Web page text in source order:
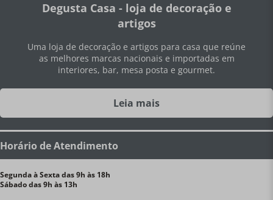
Degusta Casa - loja de decoração e
artigos
Uma loja de decoração e artigos para casa que reúne
as melhores marcas nacionais e importadas em
interiores, bar, mesa posta e gourmet.
Leia mais
Horário de Atendimento
Segunda à Sexta das 9h às 18h
Sábado das 9h às 13h